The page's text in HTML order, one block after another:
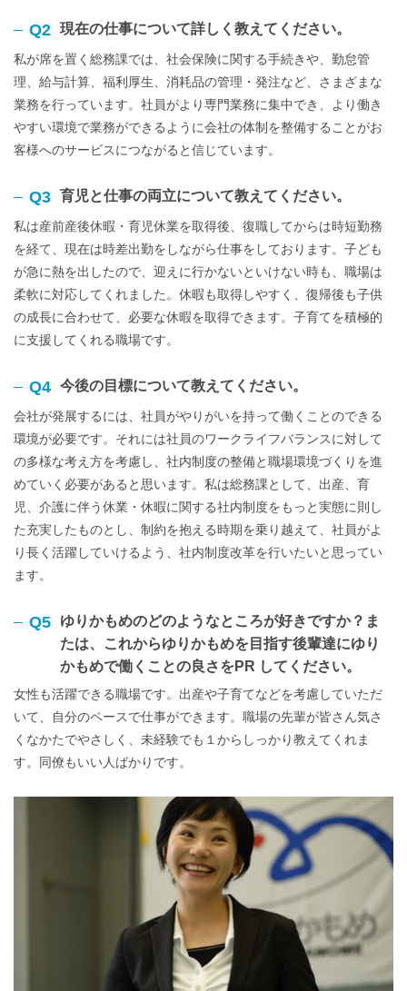
Q2 現在の仕事について詳しく教えてください。
私が席を置く総務課では、社会保険に関する手続きや、勤怠管
理、給与計算、福利厚生、消耗品の管理・発注など、さまざまな
業務を行っています。社員がより専門業務に集中でき、より働き
やすい環境で業務ができるように会社の体制を整備することがお
客様へのサービスにつながると信じています。
Q3 育児と仕事の両立について教えてください。
私は産前産後休暇・育児休業を取得後、復職してからは時短勤務
を経て、現在は時差出勤をしながら仕事をしております。子ども
が急に熱を出したので、迎えに行かないといけない時も、職場は
柔軟に対応してくれました。休暇も取得しやすく、復帰後も子供
の成長に合わせて、必要な休暇を取得できます。子育てを積極的
に支援してくれる職場です。
Q4 今後の目標について教えてください。
会社が発展するには、社員がやりがいを持って働くことのできる
環境が必要です。それには社員のワークライフバランスに対して
の多様な考え方を考慮し、社内制度の整備と職場環境づくりを進
めていく必要があると思います。私は総務課として、出産、育
児、介護に伴う休業・休暇に関する社内制度をもっと実態に則し
た充実したものとし、制約を抱える時期を乗り越えて、社員がよ
り長く活躍していけるよう、社内制度改革を行いたいと思ってい
ます。
Q5
ゆりかもめのどのようなところが好きですか？ま
たは、これからゆりかもめを目指す後輩達にゆり
かもめで働くことの良さをPR してください。
女性も活躍できる職場です。出産や子育てなどを考慮していただ
いて、自分のペースで仕事ができます。職場の先輩が皆さん気さ
くなかたでやさしく、未経験でも１からしっかり教えてくれま
す。同僚もいい人ばかりです。